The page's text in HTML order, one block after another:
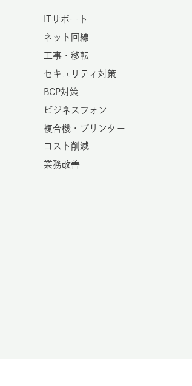
ITサポート
ネット回線
工事・移転
セキュリティ対策
BCP対策
ビジネスフォン
複合機・プリンター
コスト削減
業務改善